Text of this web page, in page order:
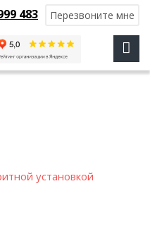
483 Перезвоните мне
установкой